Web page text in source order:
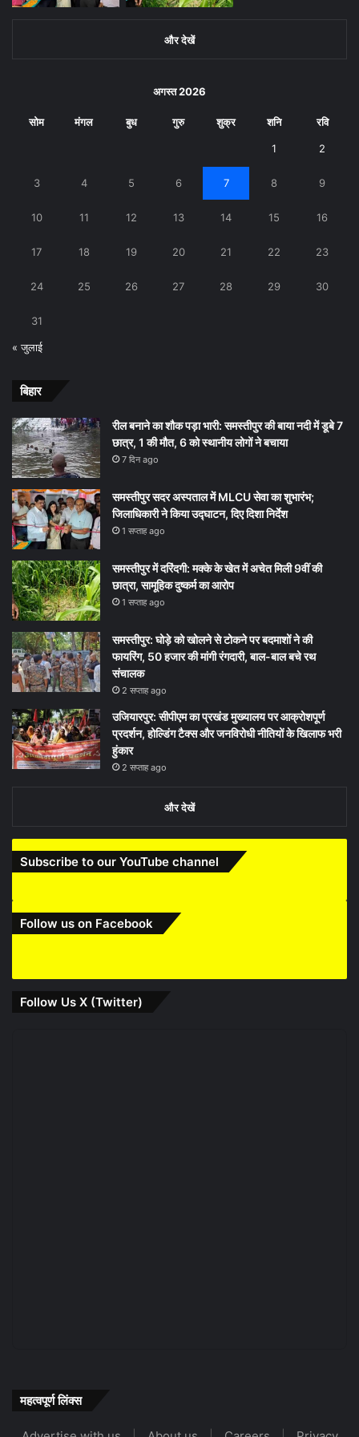
और देखें
अगस्त 2026
सोम मंगल बुध गुरु शुक्र शनि रवि
1 2
3 4 5 6 7 8 9
10 11 12 13 14 15 16
17 18 19 20 21 22 23
24 25 26 27 28 29 30
31
« जुलाई
बिहार
रील बनाने का शौक पड़ा भारी: समस्तीपुर की बाया नदी में डूबे 7
छात्र, 1 की मौत, 6 को स्थानीय लोगों ने बचाया
7 दिन ago
समस्तीपुर सदर अस्पताल में MLCU सेवा का शुभारंभ;
जिलाधिकारी ने किया उद्घाटन, दिए दिशा निर्देश
1 सप्ताह ago
समस्तीपुर में दरिंदगी: मक्के के खेत में अचेत मिली 9वीं की
छात्रा, सामूहिक दुष्कर्म का आरोप
1 सप्ताह ago
समस्तीपुर: घोड़े को खोलने से टोकने पर बदमाशों ने की
फायरिंग, 50 हजार की मांगी रंगदारी, बाल-बाल बचे रथ
संचालक
2 सप्ताह ago
उजियारपुर: सीपीएम का प्रखंड मुख्यालय पर आक्रोशपूर्ण
प्रदर्शन, होल्डिंग टैक्स और जनविरोधी नीतियों के खिलाफ भरी
हुंकार
2 सप्ताह ago
और देखें
Subscribe to our YouTube channel
Follow us on Facebook
Follow Us X (Twitter)
महत्वपूर्ण लिंक्स